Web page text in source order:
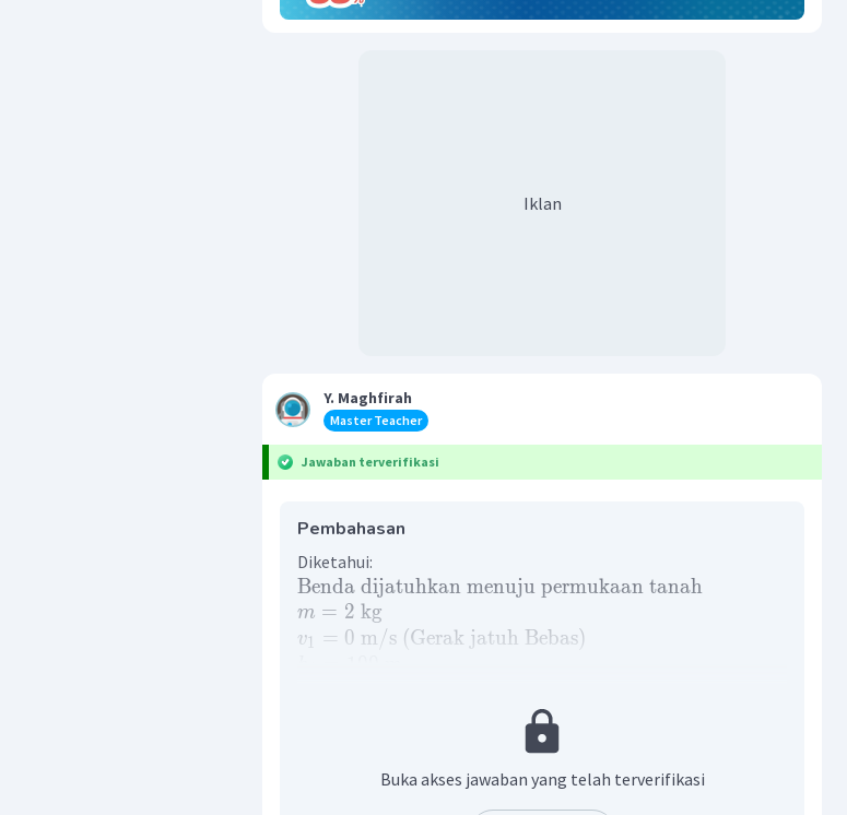
Iklan
Y. Maghfirah
Master Teacher
Jawaban terverifikasi
Pembahasan
Diketahui:
Benda dijatuhkan menuju permukaan tanah
m = 2 kg
v1 = 0 m/s (Gerak jatuh Bebas)
Penyelesaian:Buka akses jawaban yang telah terverifikasi